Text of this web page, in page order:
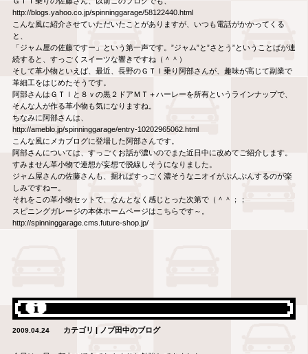
http://blogs.yahoo.co.jp/spinninggarage/58122440.html
こんな風に紹介させていただいたことがありますが、いつも電話がかかってくる
と、
「ジャム屋の佐藤ですー」という第一声です。”ジャム”と”さとう”ということばが連
続すると、すっごくスイーツな響きですね（＾＾）
そして革小物といえば、最近、長野のＧＴＩ乗り阿部さんが、趣味が高じて副業で
革細工をはじめたそうです。
阿部さんはＧＴＩと８ｖの黒２ドアＭＴ＋ハーレーを所有というラインナップで、
そんな人が作る革小物も気になりますね。
ちなみに阿部さんは、
http://ameblo.jp/spinninggarage/entry-10202965062.html
こんな風にメカブログに登場した阿部さんです。
阿部さんについては、すっごくお話が濃いのでまた近日中に改めてご紹介します。
すみません革小物で連想が妄想で脱線しそうになりました。
ジャム屋さんの佐藤さんも、掘ればすっごく濃そうなニオイがぷんぷんするのが楽
しみですねー。
それをこの革小物セットで、なんとなく感じとった次第で（＾＾；；
スピニングガレージの本体ホームページはこちらです～。
http://spinninggarage.cms.future-shop.jp/
2009.04.24 カテゴリ | ノブ田中のブログ